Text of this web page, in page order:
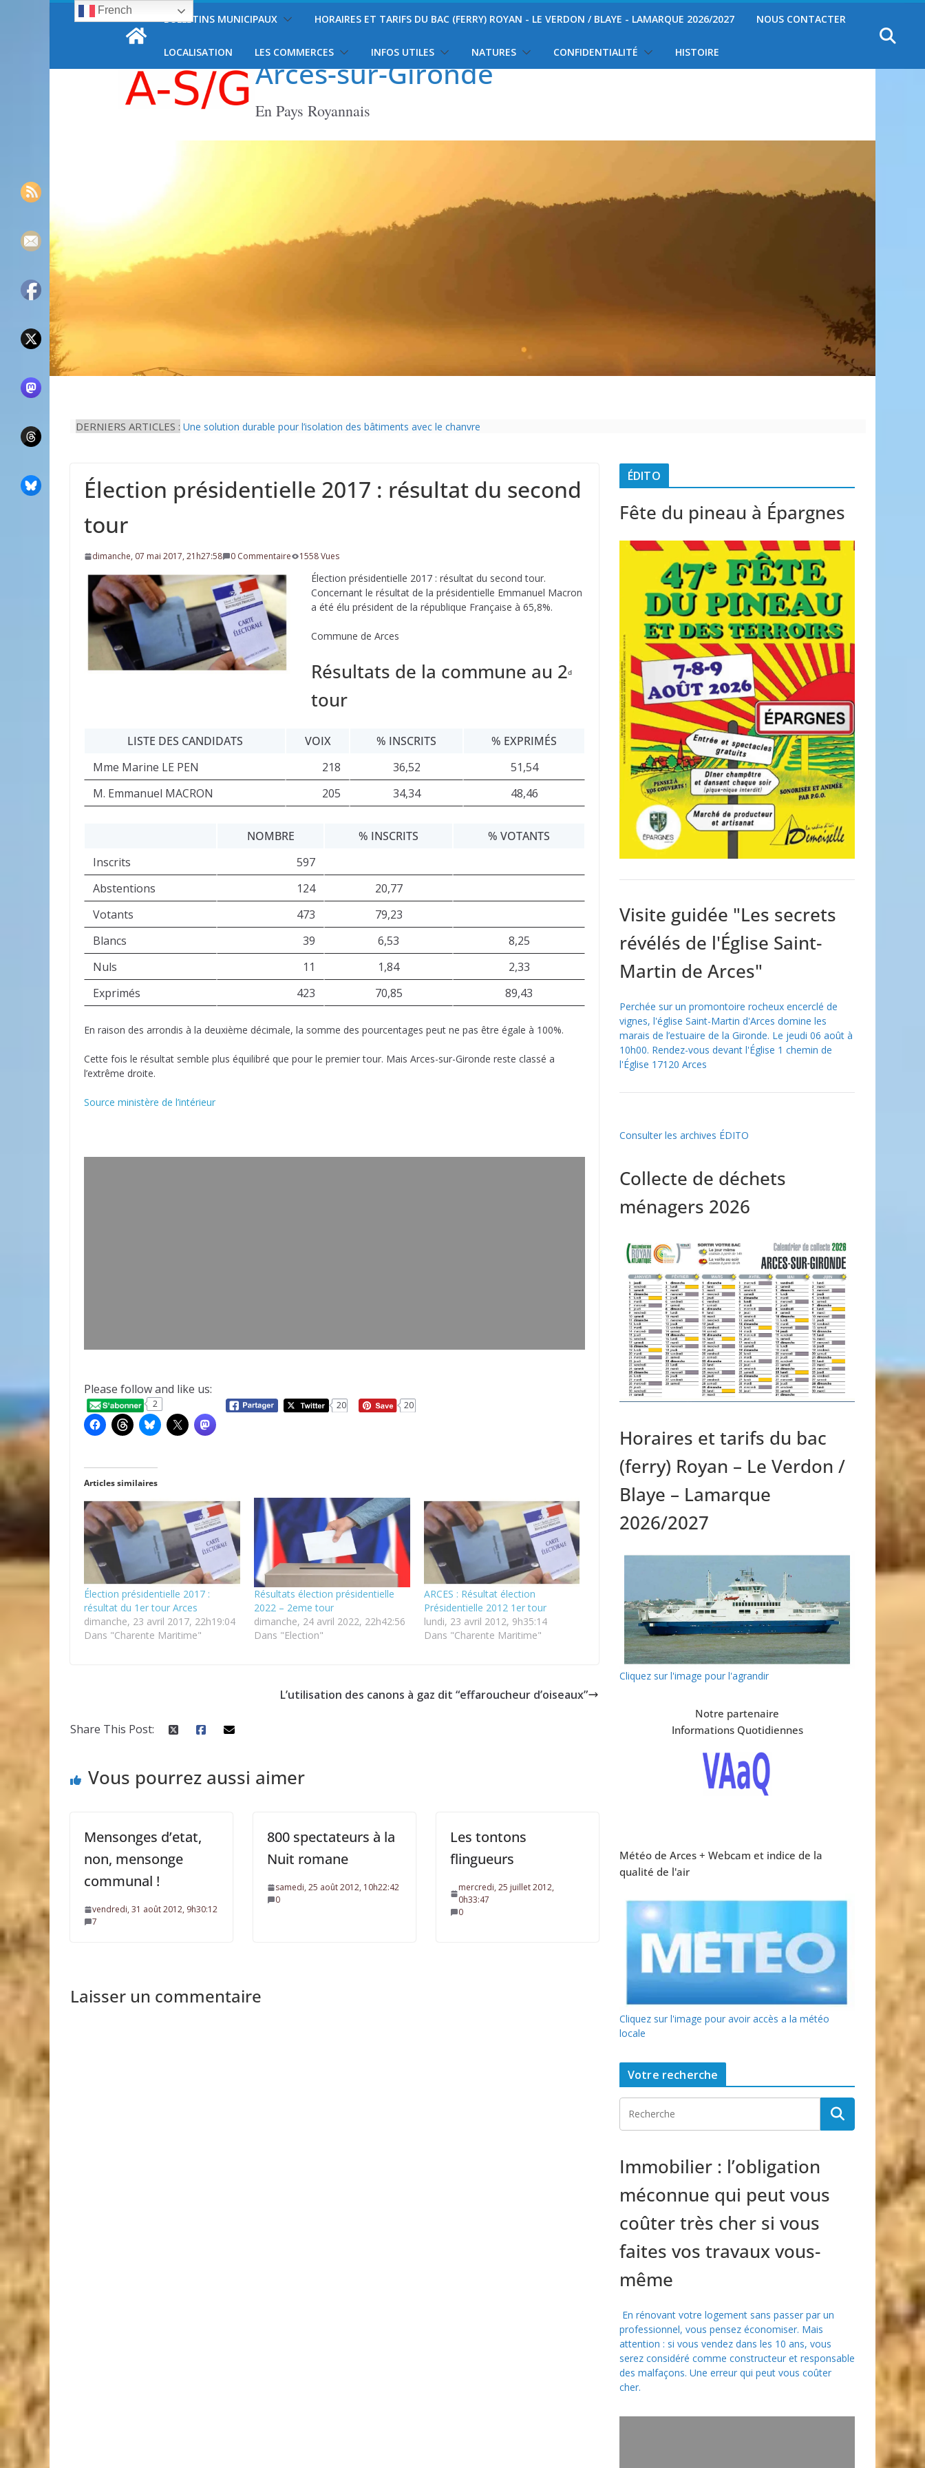
Passerjeudi, 6 août, 2026
Arces-sur-Gironde
En Pays Royannais
BULLETINS MUNICIPAUX HORAIRES ET TARIFS DU BAC (FERRY) ROYAN - LE VERDON / BLAYE - LAMARQUE 2026/2027 NOUS CONTACTER
LOCALISATION LES COMMERCES INFOS UTILES NATURES CONFIDENTIALITÉ HISTOIRE
DERNIERS ARTICLES : Il est interdit de tondre sa pelouse de 12h à 16h à partir du 7 juin
Eau potable : Le préfet de Charente-Maritime annonce de nouvelles restrictions
Élection présidentielle 2017 : résultat du second
tour
dimanche, 07 mai 2017, 21h27:58 0 Commentaire 1558 Vues
Élection présidentielle 2017 : résultat du second tour.
Concernant le résultat de la présidentielle Emmanuel Macron
a été élu président de la république Française à 65,8%.
Commune de Arces
Résultats de la commune au 2d
tour
LISTE DES CANDIDATS VOIX % INSCRITS
% EXPRIMÉS
Mme Marine LE PEN
218 36,52
51,54
M. Emmanuel MACRON
205 34,34 48,46
NOMBRE % INSCRITS
% VOTANTS
Inscrits
597
Abstentions
124
20,77
Votants
473
79,23
Blancs
39 6,53
8,25
Nuls
11 1,84
2,33
Exprimés
423 70,85 89,43
En raison des arrondis à la deuxième décimale, la somme des pourcentages peut ne pas être égale à 100%.
Cette fois le résultat semble plus équilibré que pour le premier tour. Mais Arces-sur-Gironde reste classé a
l’extrême droite.
Source ministère de l’intérieur
Please follow and like us:
2 20 20
Articles similaires
Élection présidentielle 2017 :
résultat du 1er tour Arces
dimanche, 23 avril 2017, 22h19:04
Dans "Charente Maritime"
Résultats élection présidentielle
2022 – 2eme tour
dimanche, 24 avril 2022, 22h42:56
Dans "Election"
ARCES : Résultat élection
Présidentielle 2012 1er tour
lundi, 23 avril 2012, 9h35:14
Dans "Charente Maritime"
L’utilisation des canons à gaz dit “effaroucheur d’oiseaux”
Share This Post:
Vous pourrez aussi aimer
Mensonges d’etat,
non, mensonge
communal !
vendredi, 31 août 2012, 9h30:12
7
800 spectateurs à la
Nuit romane
samedi, 25 août 2012, 10h22:42
0
Les tontons
flingueurs
mercredi, 25 juillet 2012,
0h33:47
0
Laisser un commentaire
ÉDITO
Fête du pineau à Épargnes
Visite guidée "Les secrets
révélés de l'Église Saint-
Martin de Arces"
Perchée sur un promontoire rocheux encerclé de
vignes, l'église Saint-Martin d'Arces domine les
marais de l’estuaire de la Gironde. Le jeudi 06 août à
10h00. Rendez-vous devant l'Église 1 chemin de
l'Église 17120 Arces
Consulter les archives ÉDITO
Collecte de déchets
ménagers 2026
Horaires et tarifs du bac
(ferry) Royan – Le Verdon /
Blaye – Lamarque
2026/2027
Cliquez sur l'image pour l'agrandir
Notre partenaire
Informations Quotidiennes
Météo de Arces + Webcam et indice de la
qualité de l'air
Cliquez sur l'image pour avoir accès a la météo
locale
Votre recherche
Immobilier : l’obligation
méconnue qui peut vous
coûter très cher si vous
faites vos travaux vous-
même
En rénovant votre logement sans passer par un
professionnel, vous pensez économiser. Mais
attention : si vous vendez dans les 10 ans, vous
serez considéré comme constructeur et responsable
des malfaçons. Une erreur qui peut vous coûter
cher.
French